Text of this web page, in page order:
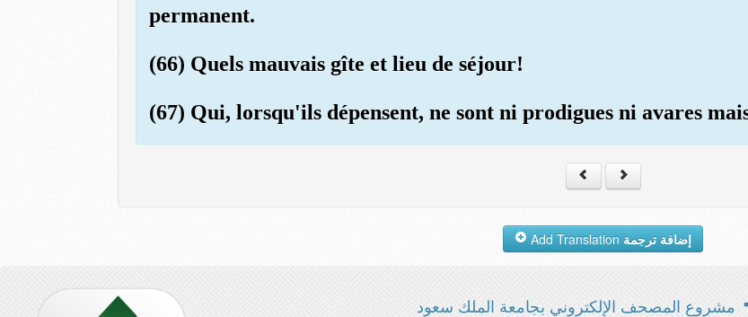
permanent.
(66) Quels mauvais gîte et lieu de séjour!
(67) Qui, lorsqu'ils dépensent, ne sont ni prodigues ni avares
إضافة ترجمة
مشروع المصحف الإلكتروني بجامعة الملك سعود